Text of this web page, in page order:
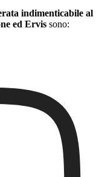
indimenticabile al
ed Ervis sono: